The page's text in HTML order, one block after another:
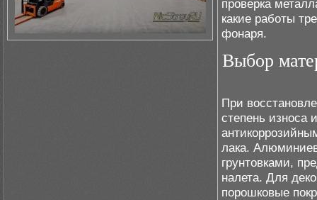
проверка
какие работы
фонаря.
Выбор
При
степень износа
лака.
грунтовками,
налета. Для
порошковые